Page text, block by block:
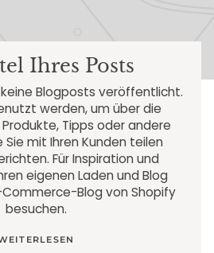
Ihres Posts
Blogposts veröffentlicht.
werden, um über die
Tipps oder andere
Sie mit Ihren Kunden teilen
Für Inspiration und
eigenen Laden und Blog
Commerce-Blog von Shopify
besuchen.